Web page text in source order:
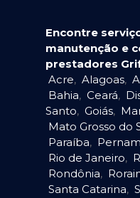
Encontre
manutenção e
prestadores
Acre, Alagoas,
Bahia, Ceará,
Santo, Goiás,
Mato Grosso do
Paraíba,
Rio de Janeiro,
Rondônia,
Santa Catarina,